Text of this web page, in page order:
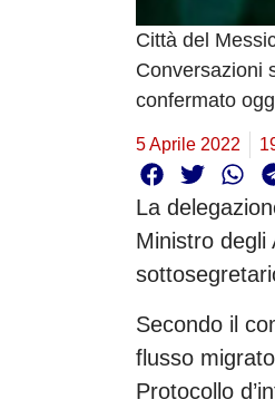
Città del
Conversazioni
confermato
5 Aprile 2022
La
Ministro degli
Secondo il
flusso
Protocollo